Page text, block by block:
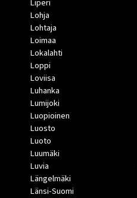
Liperi
Lohja
Lohtaja
Loimaa
Lokalahti
Loppi
Loviisa
Luhanka
Lumijoki
Luopioinen
Luosto
Luoto
Luumäki
Luvia
Längelmäki
Länsi-Suomi